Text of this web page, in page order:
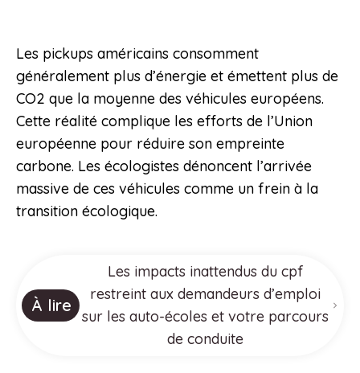
Les pickups américains consomment
généralement plus d’énergie et émettent plus de
CO2 que la moyenne des véhicules européens.
Cette réalité complique les efforts de l’Union
européenne pour réduire son empreinte
carbone. Les écologistes dénoncent l’arrivée
massive de ces véhicules comme un frein à la
transition écologique.
À lire
Les impacts inattendus du cpf
restreint aux demandeurs d’emploi
sur les auto-écoles et votre parcours
de conduite